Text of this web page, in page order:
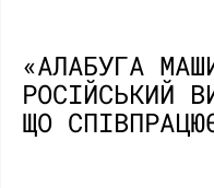
«АЛАБУГА
РОСІЙСЬКИЙ
ЩО